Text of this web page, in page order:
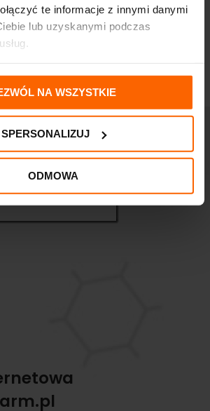
te informacje z innymi danymi
lub uzyskanymi podczas
NA WSZYSTKIE
SPERSONALIZUJ
ODMOWA